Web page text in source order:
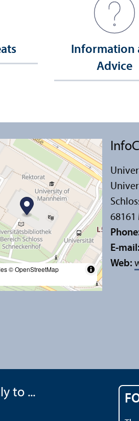
Information
Advice
© OpenStreetMap
E-mail:
Web:
to ...